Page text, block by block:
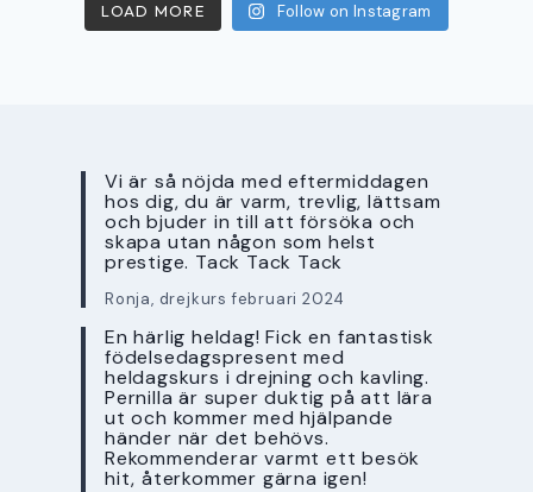
LOAD MORE Follow on Instagram
Vi är så nöjda med eftermiddagen
hos dig, du är varm, trevlig, lättsam
och bjuder in till att försöka och
skapa utan någon som helst
prestige. Tack Tack Tack
Ronja, drejkurs februari 2024
En härlig heldag! Fick en fantastisk
födelsedagspresent med
heldagskurs i drejning och kavling.
Pernilla är super duktig på att lära
ut och kommer med hjälpande
händer när det behövs.
Rekommenderar varmt ett besök
hit, återkommer gärna igen!